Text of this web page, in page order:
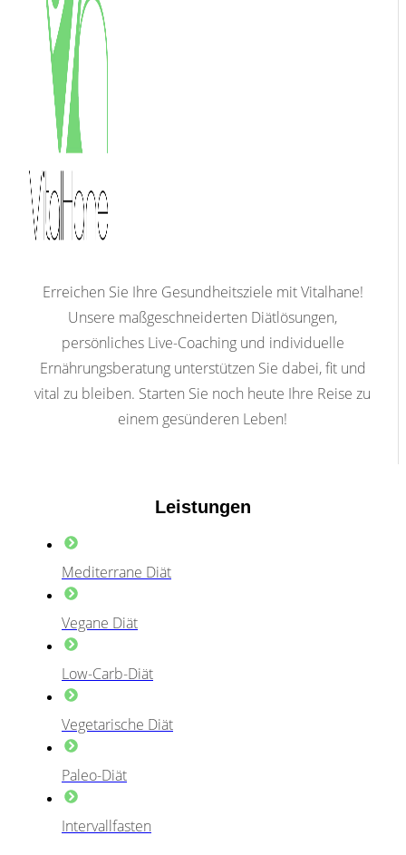
Erreichen Sie Ihre Gesundheitsziele mit Vitalhane!
Unsere maßgeschneiderten Diätlösungen,
persönliches Live-Coaching und individuelle
Ernährungsberatung unterstützen Sie dabei, fit und
vital zu bleiben. Starten Sie noch heute Ihre Reise zu
einem gesünderen Leben!
Leistungen
Mediterrane Diät
Vegane Diät
Low-Carb-Diät
Vegetarische Diät
Paleo-Diät
Intervallfasten